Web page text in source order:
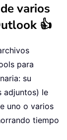
varios
👍
para
su
adjuntos) le
uno o varios
tiempo